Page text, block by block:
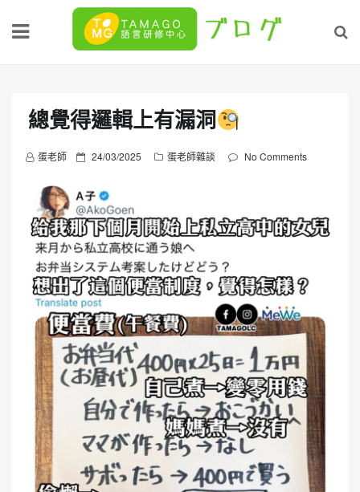
總覺得邏輯上有漏洞
蛋老師
P
s
t
e
d
o
n
24/03/2025 蛋老師雜談 No Comments